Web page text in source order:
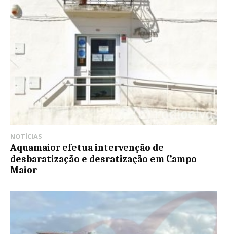
NOTÍCIAS
Aquamaior efetua intervenção de
desbaratização e desratização em Campo
Maior